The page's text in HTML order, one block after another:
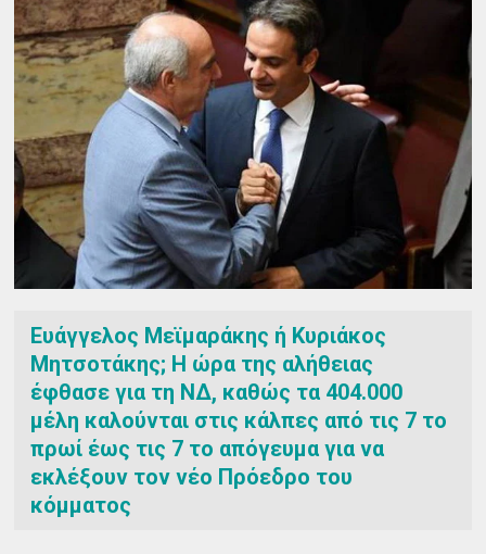
Ευάγγελος Μεϊμαράκης ή Κυριάκος
Μητσοτάκης; Η ώρα της αλήθειας
έφθασε για τη ΝΔ, καθώς τα 404.000
μέλη καλούνται στις κάλπες από τις 7 το
πρωί έως τις 7 το απόγευμα για να
εκλέξουν τον νέο Πρόεδρο του
κόμματος